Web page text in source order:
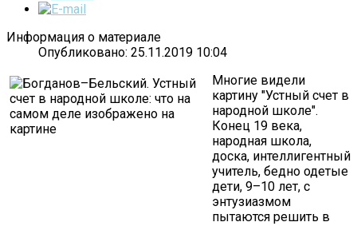
Информация о материале
Опубликовано: 25.11.2019 10:04
Многие видели
картину "Устный счет в
народной школе".
Конец 19 века,
народная школа,
доска, интеллигентный
учитель, бедно одетые
дети, 9–10 лет, с
энтузиазмом
пытаются решить в